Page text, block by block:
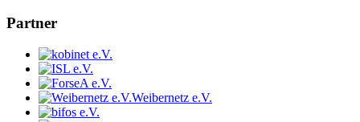
Partner
Weibernetz e.V.